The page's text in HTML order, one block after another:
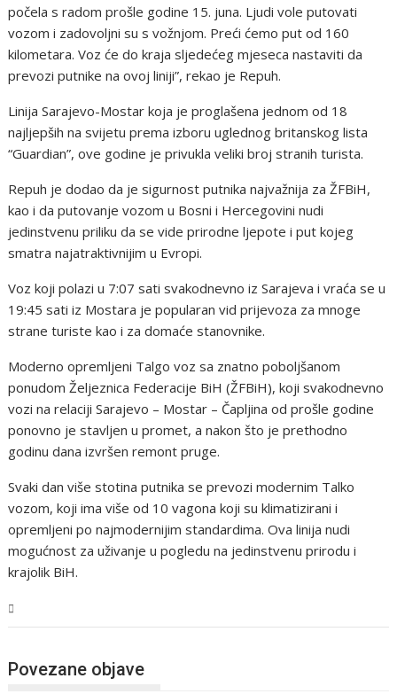
počela s radom prošle godine 15. juna. Ljudi vole putovati
vozom i zadovoljni su s vožnjom. Preći ćemo put od 160
kilometara. Voz će do kraja sljedećeg mjeseca nastaviti da
prevozi putnike na ovoj liniji”, rekao je Repuh.
Linija Sarajevo-Mostar koja je proglašena jednom od 18
najljepših na svijetu prema izboru uglednog britanskog lista
“Guardian”, ove godine je privukla veliki broj stranih turista.
Repuh je dodao da je sigurnost putnika najvažnija za ŽFBiH,
kao i da putovanje vozom u Bosni i Hercegovini nudi
jedinstvenu priliku da se vide prirodne ljepote i put kojeg
smatra najatraktivnijim u Evropi.
Voz koji polazi u 7:07 sati svakodnevno iz Sarajeva i vraća se u
19:45 sati iz Mostara je popularan vid prijevoza za mnoge
strane turiste kao i za domaće stanovnike.
Moderno opremljeni Talgo voz sa znatno poboljšanom
ponudom Željeznica Federacije BiH (ŽFBiH), koji svakodnevno
vozi na relaciji Sarajevo – Mostar – Čapljina od prošle godine
ponovno je stavljen u promet, a nakon što je prethodno
godinu dana izvršen remont pruge.
Svaki dan više stotina putnika se prevozi modernim Talko
vozom, koji ima više od 10 vagona koji su klimatizirani i
opremljeni po najmodernijim standardima. Ova linija nudi
mogućnost za uživanje u pogledu na jedinstvenu prirodu i
krajolik BiH.
Povezane objave